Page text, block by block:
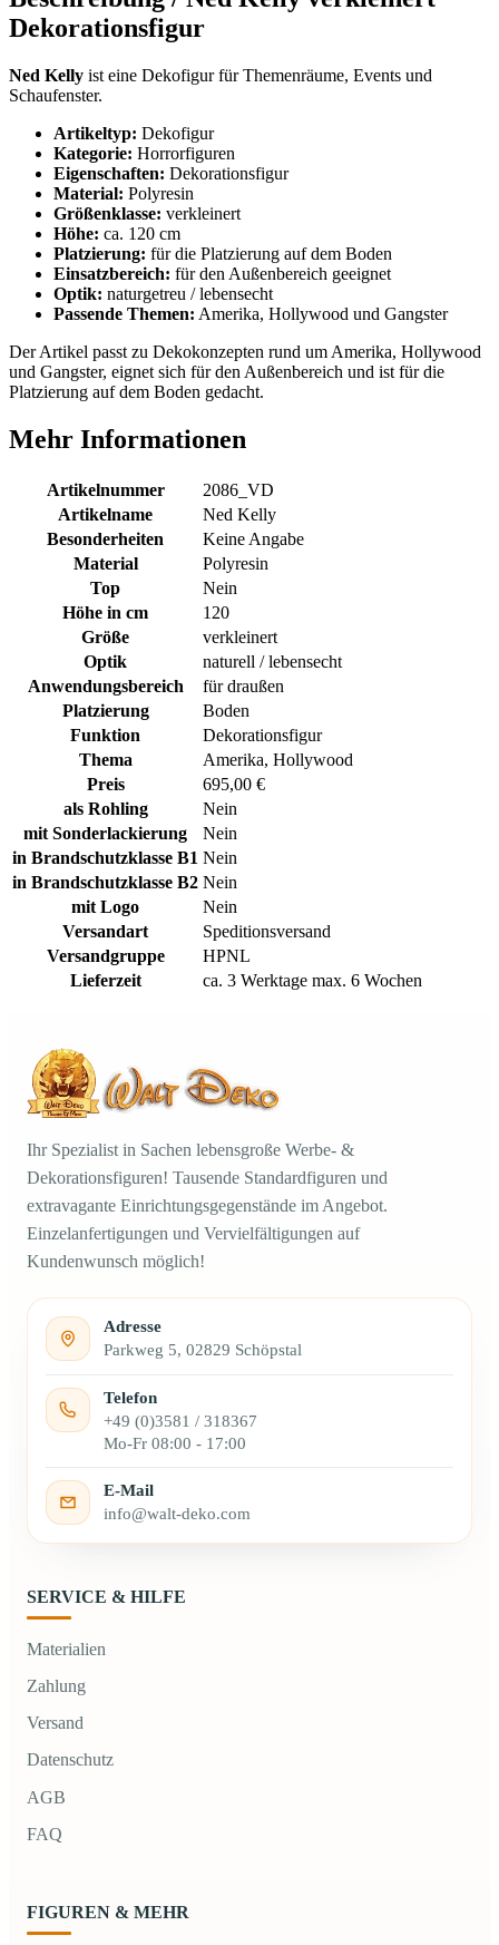
Dekorationsfigur
Ned Kelly ist eine Dekofigur für Themenräume, Events und
Schaufenster.
Artikeltyp: Dekofigur
Kategorie: Horrorfiguren
Eigenschaften: Dekorationsfigur
Material: Polyresin
Größenklasse: verkleinert
Höhe: ca. 120 cm
Platzierung: für die Platzierung auf dem Boden
Einsatzbereich: für den Außenbereich geeignet
Optik: naturgetreu / lebensecht
Passende Themen: Amerika, Hollywood und Gangster
Der Artikel passt zu Dekokonzepten rund um Amerika, Hollywood
und Gangster, eignet sich für den Außenbereich und ist für die
Platzierung auf dem Boden gedacht.
Mehr Informationen
Artikelnummer
2086_VD
Artikelname
Ned Kelly
Besonderheiten
Keine Angabe
Material
Polyresin
Top
Nein
Höhe in cm
120
Größe
verkleinert
Optik
naturell / lebensecht
Anwendungsbereich
für draußen
Platzierung
Boden
Funktion
Dekorationsfigur
Thema
Amerika, Hollywood
Preis
695,00 €
als Rohling
Nein
mit Sonderlackierung
Nein
in Brandschutzklasse B1 Nein
in Brandschutzklasse B2 Nein
mit Logo
Nein
Versandart
Speditionsversand
Versandgruppe
HPNL
Lieferzeit
ca. 3 Werktage max. 6 Wochen
Ihr Spezialist in Sachen lebensgroße Werbe- &
Dekorationsfiguren! Tausende Standardfiguren und
extravagante Einrichtungsgegenstände im Angebot.
Einzelanfertigungen und Vervielfältigungen auf
Kundenwunsch möglich!
Adresse
Parkweg 5, 02829 Schöpstal
Telefon
+49 (0)3581 / 318367
Mo-Fr 08:00 - 17:00
E-Mail
info@walt-deko.com
SERVICE & HILFE
Materialien
Zahlung
Versand
Datenschutz
AGB
FAQ
FIGUREN & MEHR